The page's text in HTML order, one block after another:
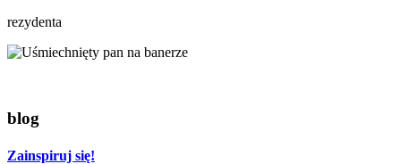
rezydenta
blog
Zainspiruj się!